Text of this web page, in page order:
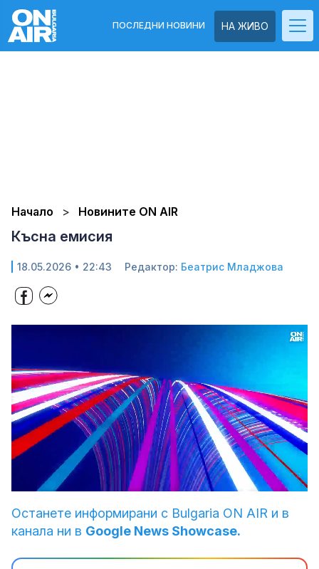
НА ЖИВО
ПОСЛЕДНИ НОВИНИ
Начало Новините ON AIR
Късна емисия
18.05.2026 • 22:43 Редактор: Беатрис Младжова
Unmute Loaded:
3.49%
Останете информирани с Bulgaria ON AIR и в
канала ни в Google News Showcase.